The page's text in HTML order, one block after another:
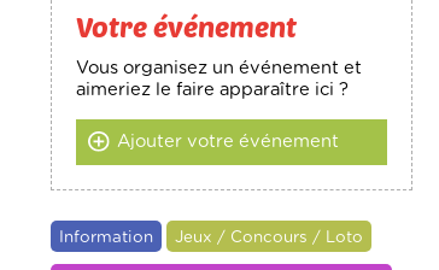
Votre événement
Vous organisez un événement et
aimeriez le faire apparaître ici ?
Ajouter votre événement
Information Jeux / Concours / Loto